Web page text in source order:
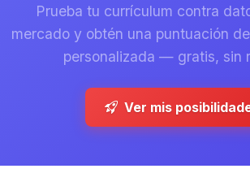
Prueba tu currículum contra
mercado y obtén una puntuación
personalizada — gratis, sin
Ver mis